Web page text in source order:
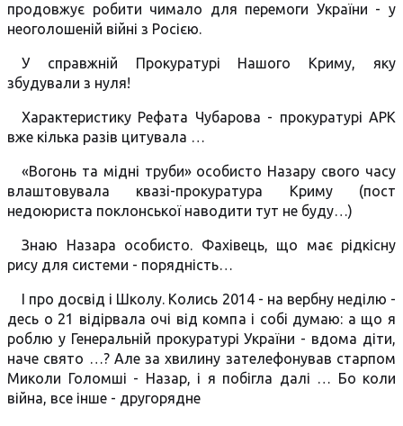
продовжує робити чимало для перемоги України - у
неоголошеній війні з Росією.
У справжній Прокуратурі Нашого Криму, яку
збудували з нуля!
Характеристику Рефата Чубарова - прокуратурі АРК
вже кілька разів цитувала …
«Вогонь та мідні труби» особисто Назару свого часу
влаштовувала квазі-прокуратура Криму (пост
недоюриста поклонської наводити тут не буду…)
Знаю Назара особисто. Фахівець, що має рідкісну
рису для системи - порядність…
І про досвід і Школу. Колись 2014 - на вербну неділю -
десь о 21 відірвала очі від компа і собі думаю: а що я
роблю у Генеральній прокуратурі України - вдома діти,
наче свято …? Але за хвилину зателефонував старпом
Миколи Голомші - Назар, і я побігла далі … Бо коли
війна, все інше - другорядне